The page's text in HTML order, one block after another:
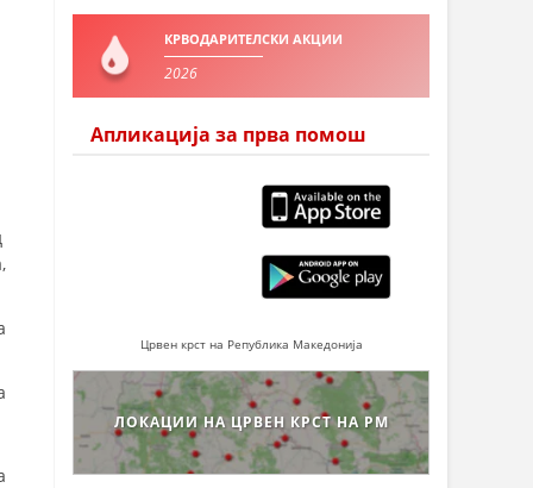
КРВОДАРИТЕЛСКИ АКЦИИ
2026
Апликација за прва помош
Црвен крст на Република Македонија
ЛОКАЦИИ НА ЦРВЕН КРСТ НА РМ